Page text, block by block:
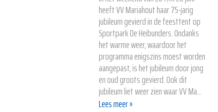
heeft VV Mariahout haar 75-jarig
jubileum gevierd in de feesttent op
Sportpark De Heibunders. Ondanks
het warme weer, waardoor het
programma enigszins moest worden
aangepast, is het jubileum door jong
en oud groots gevierd. Ook dit
jubileum liet weer zien waar VV Ma...
Lees meer »